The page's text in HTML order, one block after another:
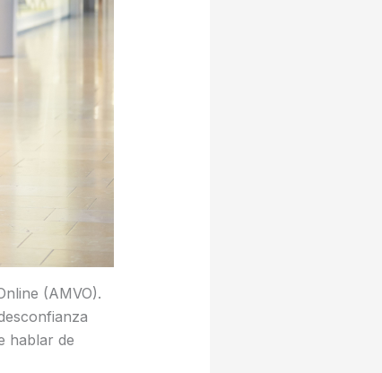
(AMVO).
hablar de